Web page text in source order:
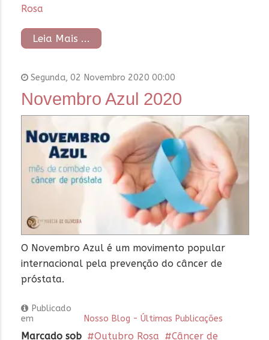
Rosa
Leia Mais ...
Segunda, 02 Novembro 2020 00:00
Novembro Azul 2020
O Novembro Azul é um movimento popular
internacional pela prevenção do câncer de
próstata.
Publicado
em
Nosso Blog - Últimas Publicações
Marcado sob Outubro Rosa Câncer de